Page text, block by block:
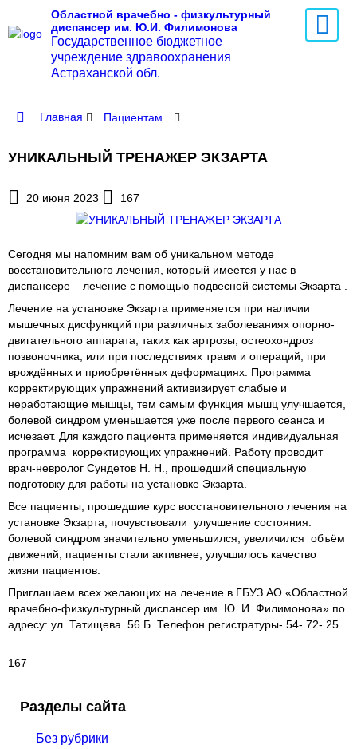
Областной врачебно - физкультурный
диспансер им. Ю.И. Филимонова
Государственное бюджетное
учреждение здравоохранения
Астраханской обл.
Главная Пациентам Методики медицинской
УНИКАЛЬНЫЙ ТРЕНАЖЕР ЭКЗАРТА
20 июня 2023 167
Сегодня мы напомним вам об уникальном методе
восстановительного лечения, который имеется у нас в
диспансере – лечение с помощью подвесной системы Экзарта .
Лечение на установке Экзарта применяется при наличии
мышечных дисфункций при различных заболеваниях опорно-
двигательного аппарата, таких как артрозы, остеохондроз
позвоночника, или при последствиях травм и операций, при
врождённых и приобретённых деформациях. Программа
корректирующих упражнений активизирует слабые и
неработающие мышцы, тем самым функция мышц улучшается,
болевой синдром уменьшается уже после первого сеанса и
исчезает. Для каждого пациента применяется индивидуальная
программа корректирующих упражнений. Работу проводит
врач-невролог Сундетов Н. Н., прошедший специальную
подготовку для работы на установке Экзарта.
Все пациенты, прошедшие курс восстановительного лечения на
установке Экзарта, почувствовали улучшение состояния:
болевой синдром значительно уменьшился, увеличился объём
движений, пациенты стали активнее, улучшилось качество
жизни пациентов.
Приглашаем всех желающих на лечение в ГБУЗ АО «Областной
врачебно-физкультурный диспансер им. Ю. И. Филимонова» по
адресу: ул. Татищева 56 Б. Телефон регистратуры- 54- 72- 25.
167
Разделы сайта
Без рубрики